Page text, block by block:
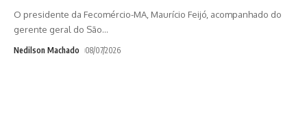
O presidente da Fecomércio-MA, Maurício Feijó, acompanhado do
gerente geral do São…
Nedilson Machado 08/07/2026